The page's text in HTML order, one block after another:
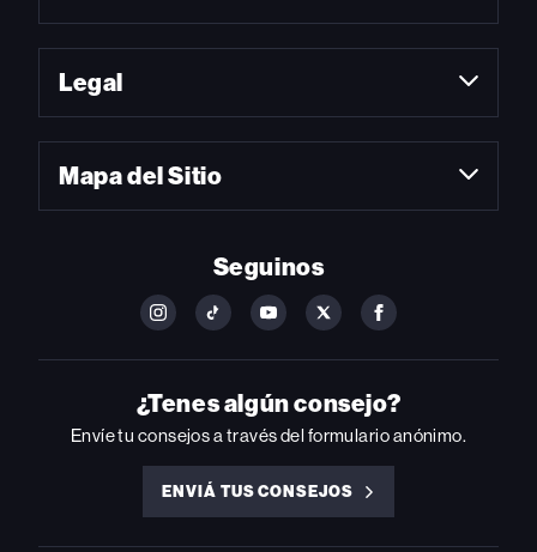
Legal
Mapa del Sitio
Seguinos
FOLLOW
ON
INSTAGRAM
FOLLOW
ON
YOUTUBE
FOLLOW
ON
YOUTUBE
FOLLOW
ON
FOLLOW
ON
FACEBOOK
¿Tenes algún consejo?
Envíe tu consejos a través del formulario anónimo.
ENVIÁ TUS CONSEJOS
ENVIÁ
CONSEJOS